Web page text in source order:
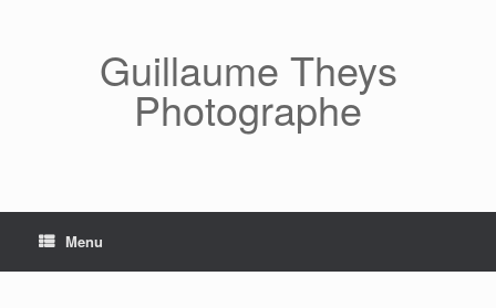
Guillaume Theys
Photographe
Menu